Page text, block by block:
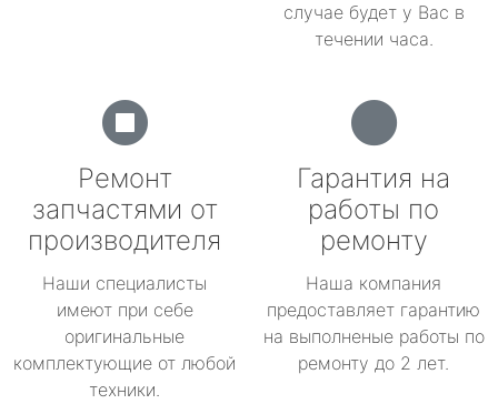
случае будет у Вас в
течении часа.
Ремонт
запчастями от
производителя
Наши специалисты
имеют при себе
оригинальные
комплектующие от любой
техники.
Гарантия на
работы по
ремонту
Наша компания
предоставляет гарантию
на выполненые работы по
ремонту до 2 лет.